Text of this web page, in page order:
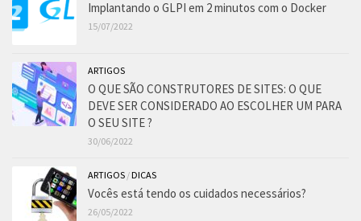
Implantando o GLPI em 2 minutos com o Docker
15/07/2022
ARTIGOS
O QUE SÃO CONSTRUTORES DE SITES: O QUE
DEVE SER CONSIDERADO AO ESCOLHER UM PARA
O SEU SITE ?
30/06/2022
ARTIGOS /DICAS
Vocês está tendo os cuidados necessários?
26/05/2022